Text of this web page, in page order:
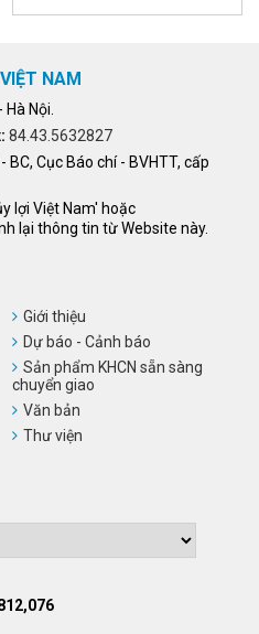
NAM
Nội.
84.43.5632827
BC, Cục Báo chí - BVHTT, cấp
lợi Việt Nam' hoặc
lại thông tin từ Website này.
Giới thiệu
Dự báo - Cảnh báo
Sản phẩm KHCN sẵn sàng
chuyển giao
Văn bản
Thư viện